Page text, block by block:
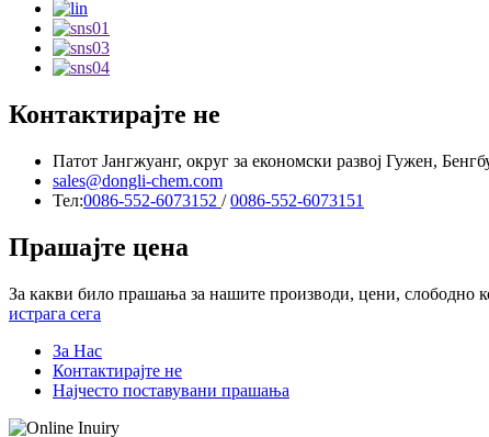
Контактирајте не
Патот Јангжуанг, округ за економски развој Гужен,
sales@dongli-chem.com
Тел:0086-552-6073152 /0086-552-6073151
Прашајте цена
За какви било прашања за нашите производи, цени, слободно
истрага сега
За Нас
Контактирајте не
Најчесто поставувани прашања